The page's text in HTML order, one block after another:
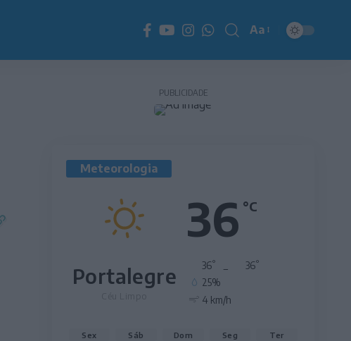
Redimensionador
de
Aa
PUBLICIDADE
Meteorologia
36 °C
Portalegre 36° 36°
25%
4 km/h
Sex Sáb Dom Seg Ter